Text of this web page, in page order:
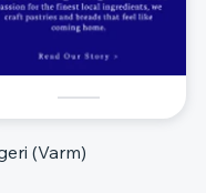
(Varm)